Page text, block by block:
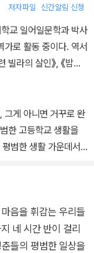
일이 우리를 기다리
여 소용돌이칠 것이
이다. 그런 생각에 마
을 흔들어주고 싶었
작가로 활약했고 현재
체리』를 비롯하여
었다
저자파일 신간알림 신청
교 일어일문학과 박사
로 활동 중이다. 역서
빌라의 살인》, 《밤은
, 《수화로 말해요》,
《열심히 하지 않습니
그게 아니면 거꾸로 완
한 고등학교 생활을
범한 생활 가운데서
음을 휘감는 우리들
들의 평범한 일상을